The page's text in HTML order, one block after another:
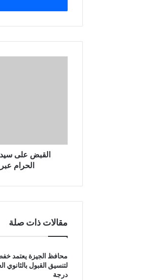
ب
د
ن
القبض على
الحرام
مقالات ذات صلة
محافظ الجيزة يعتمد
درجة